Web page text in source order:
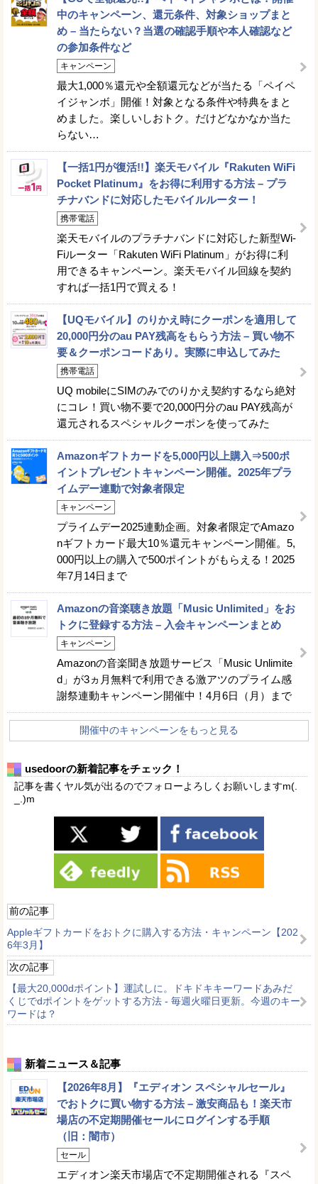
中のキャンペーン、還元条件、対象ショップまと
め – 当たらない？当選の確認手順や本人確認など
の参加条件など
キャンペーン
最大1,000％還元や全額還元などが当たる「ペイペ
イジャンボ」開催！対象となる条件や特典をまと
めました。楽しいしおトク。だけどなかなか当た
らない…
【一括1円が復活!!】楽天モバイル『Rakuten WiFi
Pocket Platinum』をお得に利用する方法 – プラ
チナバンドに対応したモバイルルーター！
携帯電話
楽天モバイルのプラチナバンドに対応した新型Wi-
Fiルーター「Rakuten WiFi Platinum」がお得に利
用できるキャンペーン。楽天モバイル回線を契約
すれば一括1円で買える！
【UQモバイル】のりかえ時にクーポンを適用して
20,000円分のau PAY残高をもらう方法 – 買い物不
要＆クーポンコードあり。実際に申込してみた
携帯電話
UQ mobileにSIMのみでのりかえ契約するなら絶対
にコレ！買い物不要で20,000円分のau PAY残高が
還元されるスペシャルクーポンを使ってみた
Amazonギフトカードを5,000円以上購入⇒500ポ
イントプレゼントキャンペーン開催。2025年プラ
イムデー連動で対象者限定
キャンペーン
プライムデー2025連動企画。対象者限定でAmazo
nギフトカード最大10％還元キャンペーン開催。5,
000円以上の購入で500ポイントがもらえる！2025
年7月14日まで
Amazonの音楽聴き放題「Music Unlimited」をお
トクに登録する方法 – 入会キャンペーンまとめ
キャンペーン
Amazonの音楽聞き放題サービス「Music Unlimite
d」が3ヵ月無料で利用できる激アツのプライム感
謝祭連動キャンペーン開催中！4月6日（月）まで
開催中のキャンペーンをもっと見る
usedoorの新着記事をチェック！
記事を書くヤル気が出るのでフォローよろしくお願いしますm(.
_.)m
前の記事
Appleギフトカードをおトクに購入する方法・キャンペーン【202
6年3月】
次の記事
【最大20,000dポイント】運試しに。ドキドキキーワードあみだ
くじでdポイントをゲットする方法 - 毎週火曜日更新。今週のキー
ワードは？
新着ニュース＆記事
【2026年8月】『エディオン スペシャルセール』
でおトクに買い物する方法 – 激安商品も！楽天市
場店の不定期開催セールにログインする手順
（旧：闇市）
セール
エディオン楽天市場店で不定期開催される『スペ